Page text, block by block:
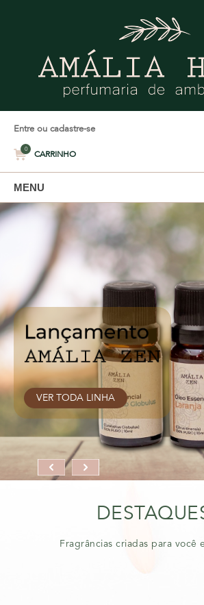
Entre ou cadastre-se
CARRINHO
0
MENU
VER TODA LINHA
Fragrâncias criadas para você